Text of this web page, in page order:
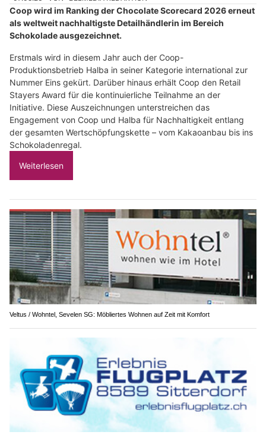
Coop wird im Ranking der Chocolate Scorecard 2026 erneut
als weltweit nachhaltigste Detailhändlerin im Bereich
Schokolade ausgezeichnet.
Erstmals wird in diesem Jahr auch der Coop-
Produktionsbetrieb Halba in seiner Kategorie international zur
Nummer Eins gekürt. Darüber hinaus erhält Coop den Retail
Stayers Award für die kontinuierliche Teilnahme an der
Initiative. Diese Auszeichnungen unterstreichen das
Engagement von Coop und Halba für Nachhaltigkeit entlang
der gesamten Wertschöpfungskette – vom Kakaoanbau bis ins
Schokoladenregal.
Weiterlesen
Veltus / Wohntel, Sevelen SG: Möbliertes Wohnen auf Zeit mit Komfort